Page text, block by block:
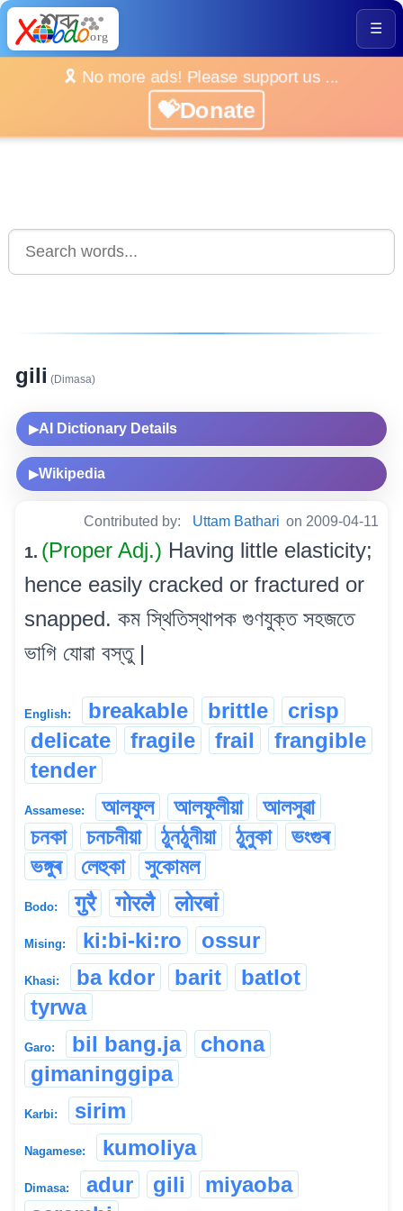
☰
🎗️ No more ads! Please support us ...
💝Donate
gili (Dimasa)
▶AI Dictionary Details
▶Wikipedia
Contributed by: Uttam Bathari on 2009-04-11
1. (Proper Adj.) Having little elasticity;
hence easily cracked or fractured or
snapped. কম স্থিতিস্থাপক গুণযুক্ত সহজতে
ভাগি যোৱা বস্তু |
English: breakable brittle
crisp
delicate
fragile frail
frangible
tender
Assamese: আলফুল আলফুলীয়া
আলসুৱা
চনকা
চনচনীয়া ঠুনঠুনীয়া ঠুনুকা
ভংগুৰ
ভঙ্গুৰ
লেহুকা সুকোমল
Bodo: गुरै गोरलै लोरबां
Mising: ki:bi-ki:ro ossur
Khasi: ba kdor barit
batlot
tyrwa
Garo: bil bang.ja
chona
gimaninggipa
Karbi: sirim
Nagamese: kumoliya
Dimasa: adur gili
miyaoba